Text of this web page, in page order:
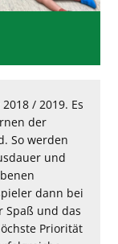
/ 2019. Es
der
So werden
und
dann bei
Spaß und das
Priorität